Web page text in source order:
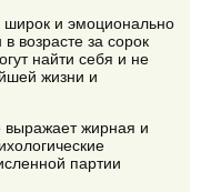
широк и эмоционально
возрасте за сорок
найти себя и не
жизни и
выражает жирная и
партии